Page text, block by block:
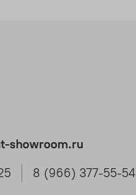
showroom.ru
8 (966) 377-55-54